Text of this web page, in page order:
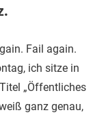
Fail again.
ich sitze in
„Öffentliches
ganz genau,